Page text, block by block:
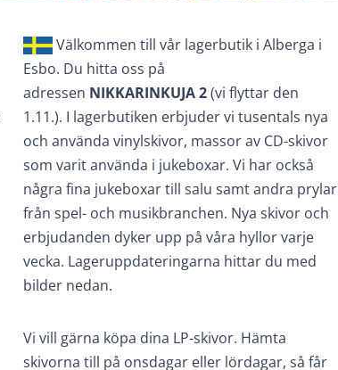
Välkommen till vår lagerbutik i Alberga i
Esbo. Du hitta oss på
adressen NIKKARINKUJA 2(vi flyttar den
1.11.). I lagerbutiken erbjuder vi tusentals nya
och använda vinylskivor, massor av CD-skivor
som varit använda i jukeboxar. Vi har också
några fina jukeboxar till salu samt andra prylar
från spel- och musikbranchen. Nya skivor och
erbjudanden dyker upp på våra hyllor varje
vecka. Lageruppdateringarna hittar du med
bilder nedan.
Vi vill gärna köpa dina LP-skivor. Hämta
skivorna till på onsdagar eller lördagar, så får